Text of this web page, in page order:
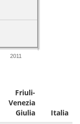
2011
Friuli-
Venezia
Giulia
Italia